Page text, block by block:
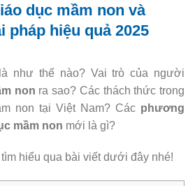
dục mầm non và
pháp hiệu quả 2025
như thế nào? Vai trò của người
non ra sao? Các thách thức trong
non tại Việt Nam? Các phương
mầm non mới là gì?
hiểu qua bài viết dưới đây nhé!